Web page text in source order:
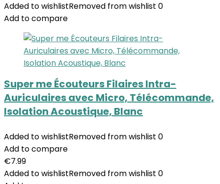
Added to wishlistRemoved from wishlist 0
Add to compare
Super me Écouteurs Filaires Intra-
Auriculaires avec Micro, Télécommande,
Isolation Acoustique, Blanc
Added to wishlistRemoved from wishlist 0
Add to compare
€7.99
Added to wishlistRemoved from wishlist 0